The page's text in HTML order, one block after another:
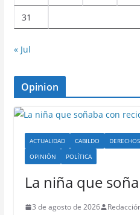
31
« Jul
Opinion
ACTUALIDAD CABILDO
OPINIÓN
POLÍTICA
La niña que
3 de agosto de 2026